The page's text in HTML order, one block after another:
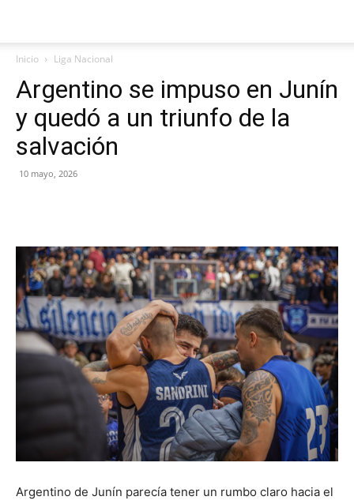
Inicio Liga Nacional
Argentino se impuso en Junín
y quedó a un triunfo de la
salvación
10 mayo, 2026
Argentino de Junín parecía tener un rumbo claro hacia el